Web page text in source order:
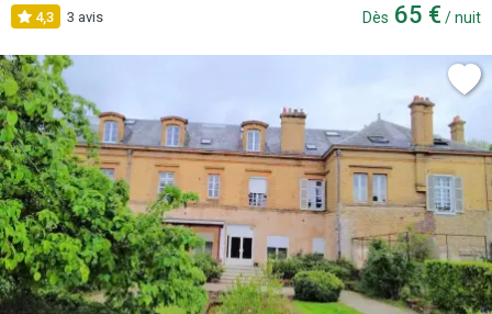
4,3 3 avis Dès 65 € / nuit